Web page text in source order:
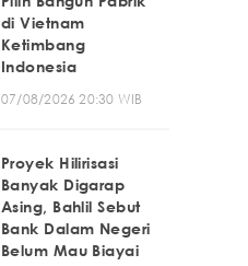
di Vietnam
Ketimbang
Indonesia
07/08/2026 20:30 WIB
Proyek Hilirisasi
Banyak Digarap
Asing, Bahlil Sebut
Bank Dalam Negeri
Belum Mau Biayai